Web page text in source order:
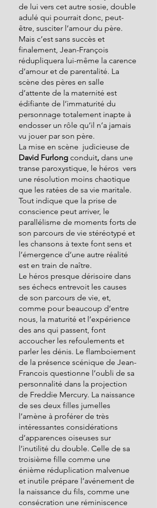
de lui vers cet autre sosie, double
adulé qui pourrait donc, peut-
être, susciter l’amour du père.
Mais c’est sans succès et
finalement, Jean-François
rédupliquera lui-même la carence
d’amour et de parentalité. La
scène des pères en salle
d’attente de la maternité est
édifiante de l’immaturité du
personnage totalement inapte à
endosser un rôle qu’il n’a jamais
vu jouer par son père.
La mise en scène  judicieuse de
David Furlong conduit, dans une
transe paroxystique, le héros  vers
une résolution moins chaotique
que les ratées de sa vie maritale.
Tout indique que la prise de
conscience peut arriver, le
parallélisme de moments forts de
son parcours de vie stéréotypé et
les chansons à texte font sens et
l’émergence d’une autre réalité
est en train de naître.
Le héros presque dérisoire dans
ses échecs entrevoit les causes
de son parcours de vie, et,
comme pour beaucoup d’entre
nous, la maturité et l’expérience
des ans qui passent, font
accoucher les refoulements et
parler les dénis. Le flamboiement
de la présence scénique de Jean-
Francois questionne l’oubli de sa
personnalité dans la projection
de Freddie Mercury. La naissance
de ses deux filles jumelles
l’amène à proférer de très
intéressantes considérations
d’apparences oiseuses sur
l’inutilité du double. Celle de sa
troisième fille comme une
énième réduplication malvenue
et inutile prépare l’avénement de
la naissance du fils, comme une
consécration une réminiscence